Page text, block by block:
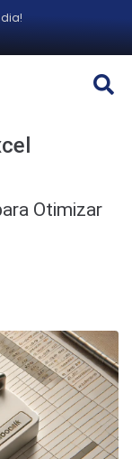
Otimizar